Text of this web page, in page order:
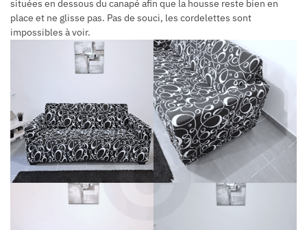
situées en dessous du canapé afin que la housse reste bien en
place et ne glisse pas. Pas de souci, les cordelettes sont
impossibles à voir.